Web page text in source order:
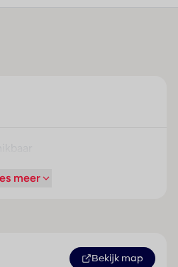
meer
Bekijk map